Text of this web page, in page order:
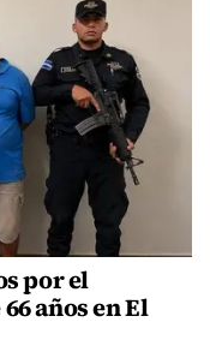
por el
años en El